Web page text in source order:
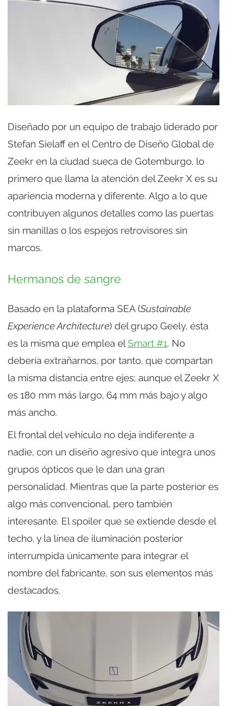
Diseñado por un equipo de trabajo liderado por
Stefan Sielaff en el Centro de Diseño Global de
Zeekr en la ciudad sueca de Gotemburgo, lo
primero que llama la atención del Zeekr X es su
apariencia moderna y diferente. Algo a lo que
contribuyen algunos detalles como las puertas
sin manillas o los espejos retrovisores sin
marcos.
Hermanos de sangre
Basado en la plataforma SEA (Sustainable
Experience Architecture) del grupo Geely, ésta
es la misma que emplea el Smart #1. No
debería extrañarnos, por tanto, que compartan
la misma distancia entre ejes; aunque el Zeekr X
es 180 mm más largo, 64 mm más bajo y algo
más ancho.
El frontal del vehículo no deja indiferente a
nadie, con un diseño agresivo que integra unos
grupos ópticos que le dan una gran
personalidad. Mientras que la parte posterior es
algo más convencional, pero también
interesante. El spoiler que se extiende desde el
techo, y la línea de iluminación posterior
interrumpida únicamente para integrar el
nombre del fabricante, son sus elementos más
destacados.